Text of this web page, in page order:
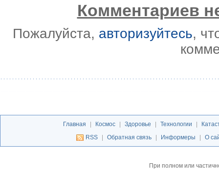
Комментариев
Пожалуйста, авторизуйтесь,
Главная Космос Здоровье Технологии
RSS
Обратная связь Информеры О
При полном или